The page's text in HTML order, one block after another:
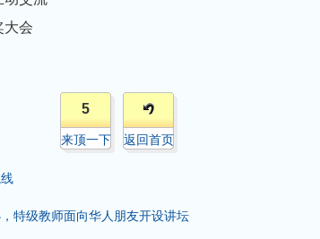
会
5
来顶一下 返回首页
特级教师面向华人朋友开设讲坛